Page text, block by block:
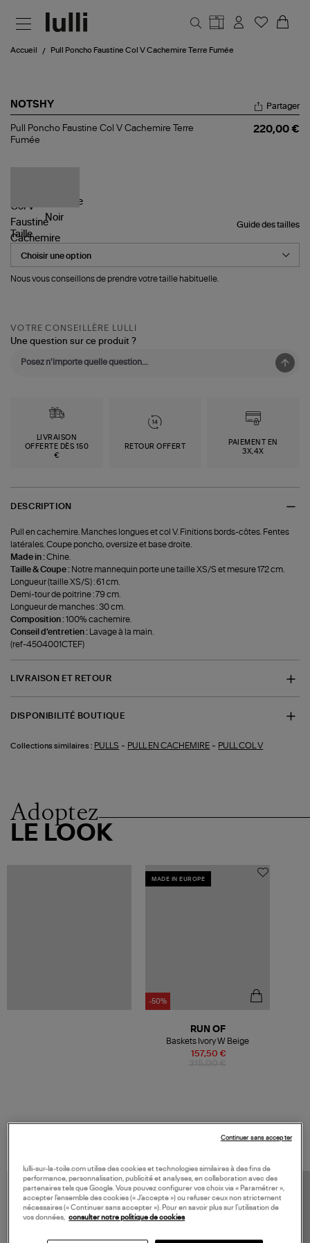
Accueil Pull Poncho Faustine Col V Cachemire Terre Fumée
NOTSHY
Pull
Poncho
Partager
Pull Poncho Faustine Col V Cachemire Terre
Fumée
220,00 €
Guide des tailles
Taille
Nous vous conseillons de prendre votre taille habituelle.
VOTRE CONSEILLÈRE LULLI
Une question sur ce produit ?
LIVRAISON
OFFERTE DÈS 150
€
RETOUR OFFERT
PAIEMENT EN
3X,4X
DESCRIPTION
Pull en cachemire. Manches longues et col V. Finitions bords-côtes. Fentes
latérales. Coupe poncho, oversize et base droite.
Made in :Chine.
Taille & Coupe : Notre mannequin porte une taille XS/S et mesure 172 cm.
Longueur (taille XS/S) : 61 cm.
Demi-tour de poitrine : 79 cm.
Longueur de manches : 30 cm.
Composition :100% cachemire.
Conseil d'entretien :
Lavage à la main.
(ref-4504001CTEF)
LIVRAISON ET RETOUR
DISPONIBILITÉ BOUTIQUE
Collections similaires : PULLS - PULL EN CACHEMIRE - PULL COL V
Adoptez
LE LOOK
MADE IN EUROPE
-50%
157,50 €
RUN OF
Baskets Ivory W Beige
lulli-sur-la-toile.com utilise des cookies et technologies similaires à des fins de
performance, personnalisation, publicité et analyses, en collaboration avec des
partenaires tels que Google. Vous pouvez configurer vos choix via « Paramétrer »,
accepter l’ensemble des cookies (« J’accepte ») ou refuser ceux non strictement
nécessaires (« Continuer sans accepter »). Pour en savoir plus sur l’utilisation de
vos données, consulter notre politique de cookies
Continuer sans accepter